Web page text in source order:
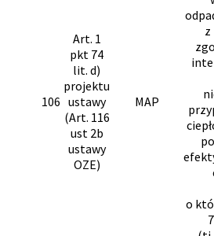
106
Art. 1
pkt 74
lit. d)
projektu
ustawy
(Art. 116
ust 2b
ustawy
OZE)
MAP
z
o